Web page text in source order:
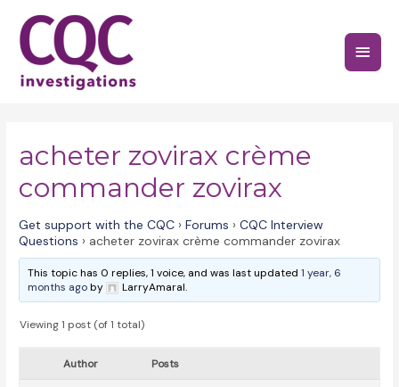
content
Main
acheter zovirax crème
commander zovirax
Get support with the CQC › Forums › CQC Interview
Questions › acheter zovirax crème commander zovirax
This topic has 0 replies, 1 voice, and was last updated1 year, 6
months agoby LarryAmaral.
Viewing 1 post (of 1 total)
Author Posts